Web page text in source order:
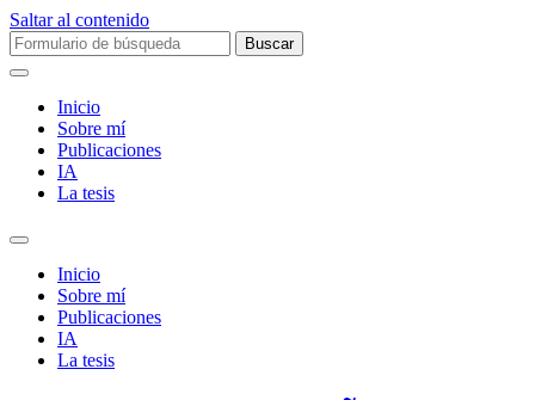
Saltar al contenido
Buscar:
Inicio
Sobre mí­
Publicaciones
IA
La tesis
Alternar
campo
búsqueda
Inicio
Sobre mí­
Publicaciones
IA
La tesis